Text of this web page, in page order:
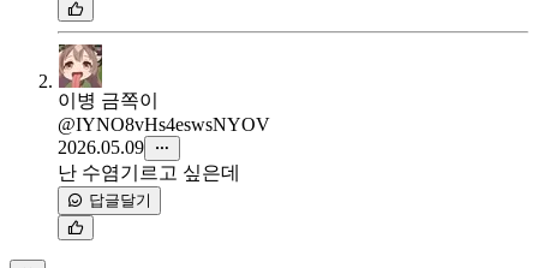
이병 금쪽이
@IYNO8vHs4eswsNYOV
2026.05.09
난 수염기르고 싶은데
답글달기